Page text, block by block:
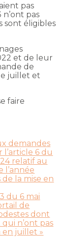
pas
pas
sont éligibles
et de leur
de
juillet et
faire
demandes
6 du
relatif au
l’année
la mise en
du 6 mai
de
dont
n’ont pas
juillet »